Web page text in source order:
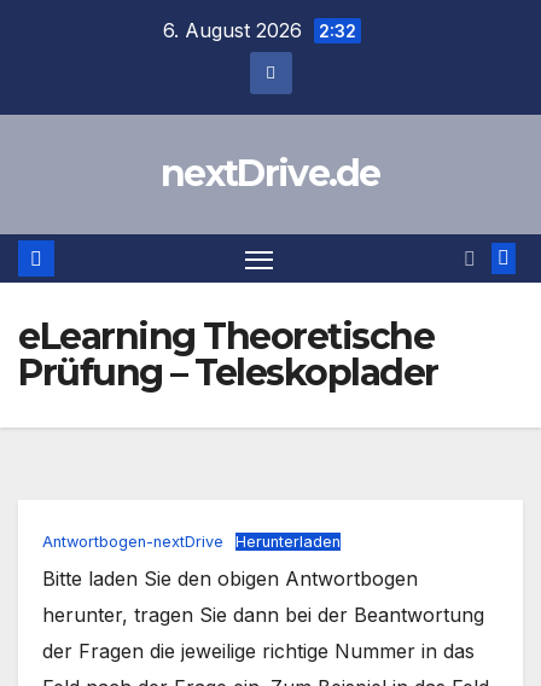
6. August 2026 2:32
nextDrive.de
eLearning Theoretische
Prüfung – Teleskoplader
Antwortbogen-nextDrive Herunterladen
Bitte laden Sie den obigen Antwortbogen
herunter, tragen Sie dann bei der Beantwortung
der Fragen die jeweilige richtige Nummer in das